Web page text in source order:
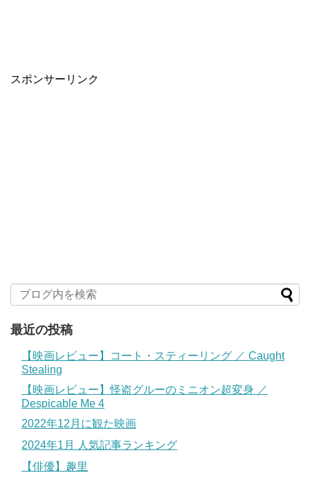
スポンサーリンク
最近の投稿
【映画レビュー】コート・スティーリング ／ Caught
Stealing
【映画レビュー】怪盗グルーのミニオン超変身 ／
Despicable Me 4
2022年12月に観た映画
2024年1月 人気記事ランキング
【俳優】趣里